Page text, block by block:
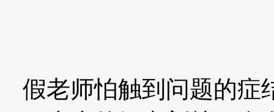
假老师怕触到问题的症